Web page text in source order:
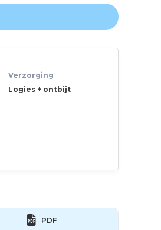
Verzorging
Logies + ontbijt
PDF